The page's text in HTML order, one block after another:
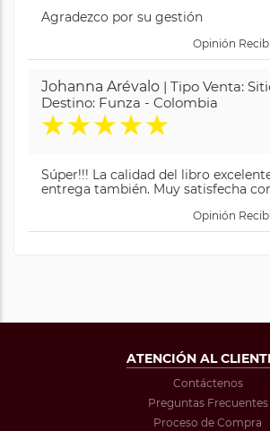
Agradezco por su gestión
Opinión
Johanna Arévalo | Tipo Venta:
Destino: Funza - Colombia
★★★★★
Súper!!! La calidad del libro
entrega también. Muy satisfecha
Opinión
ATENCIÓN AL
Contáctenos
Preguntas Frecuentes
Proceso de Compra